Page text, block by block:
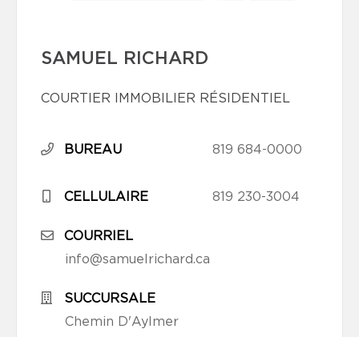
SAMUEL RICHARD
COURTIER IMMOBILIER RÉSIDENTIEL
BUREAU 819 684-0000
CELLULAIRE 819 230-3004
COURRIEL
info@samuelrichard.ca
SUCCURSALE
Chemin D'Aylmer